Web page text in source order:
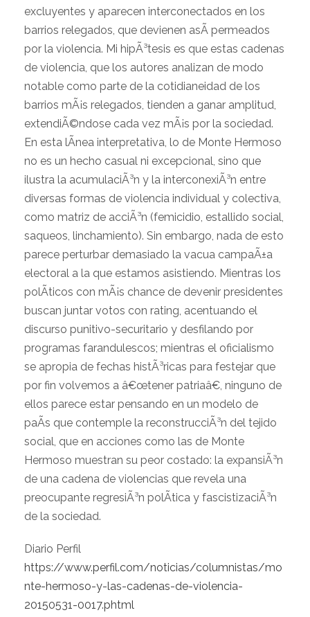
excluyentes y aparecen interconectados en los
barrios relegados, que devienen asÃ­ permeados
por la violencia. Mi hipÃ³tesis es que estas cadenas
de violencia, que los autores analizan de modo
notable como parte de la cotidianeidad de los
barrios mÃ¡s relegados, tienden a ganar amplitud,
extendiÃ©ndose cada vez mÃ¡s por la sociedad.
En esta lÃ­nea interpretativa, lo de Monte Hermoso
no es un hecho casual ni excepcional, sino que
ilustra la acumulaciÃ³n y la interconexiÃ³n entre
diversas formas de violencia individual y colectiva,
como matriz de acciÃ³n (femicidio, estallido social,
saqueos, linchamiento). Sin embargo, nada de esto
parece perturbar demasiado la vacua campaÃ±a
electoral a la que estamos asistiendo. Mientras los
polÃ­ticos con mÃ¡s chance de devenir presidentes
buscan juntar votos con rating, acentuando el
discurso punitivo-securitario y desfilando por
programas farandulescos; mientras el oficialismo
se apropia de fechas histÃ³ricas para festejar que
por fin volvemos a â€œtener patriaâ€, ninguno de
ellos parece estar pensando en un modelo de
paÃ­s que contemple la reconstrucciÃ³n del tejido
social, que en acciones como las de Monte
Hermoso muestran su peor costado: la expansiÃ³n
de una cadena de violencias que revela una
preocupante regresiÃ³n polÃ­tica y fascistizaciÃ³n
de la sociedad.
Diario Perfil
https://www.perfil.com/noticias/columnistas/mo
nte-hermoso-y-las-cadenas-de-violencia-
20150531-0017.phtml